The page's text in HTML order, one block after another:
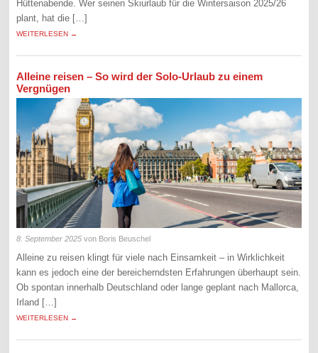
Hüttenabende. Wer seinen Skiurlaub für die Wintersaison 2025/26
plant, hat die […]
WEITERLESEN →
Alleine reisen – So wird der Solo-Urlaub zu einem
Vergnügen
8. September 2025 von Boris Beuschel
Alleine zu reisen klingt für viele nach Einsamkeit – in Wirklichkeit
kann es jedoch eine der bereicherndsten Erfahrungen überhaupt sein.
Ob spontan innerhalb Deutschland oder lange geplant nach Mallorca,
Irland […]
WEITERLESEN →